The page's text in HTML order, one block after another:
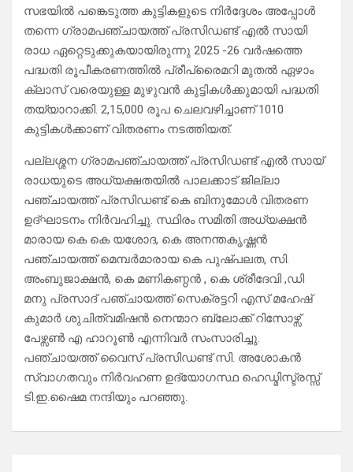
സഭയിൽ പങ്കെടുത്ത കുട്ടികളുടെ നിർദ്ദേശം അപ്പോൾ
തന്നെ ഗ്രാമപഞ്ചായത്ത് പ്രസിഡണ്ട് എൽ സായി
രാധ ഏറ്റെടുക്കുകയായിരുന്നു 2025 -26 വർഷത്തെ
പദ്ധതി രൂപീകരണത്തിൽ പ്രീപ്രൈമറി മുതൽ ഏഴാം
ക്ലാസ് വരെയുള്ള മുഴുവൻ കുട്ടികൾക്കുമായി പദ്ധതി
തയ്യാറാക്കി. 2,15,000 രൂപ ചെലവഴിച്ചാണ് 1010
കുട്ടികൾക്കാണ് വിതരണം നടത്തിയത്.
പല്ലശ്ശന ഗ്രാമപഞ്ചായത്ത് പ്രസിഡണ്ട് എൽ സായ്
രാധയുടെ അധ്യക്ഷതയിൽ പാലക്കാട് ജില്ലാ
പഞ്ചായത്ത് പ്രസിഡണ്ട് കെ ബിനുമോൾ വിതരണ
ഉദ്ഘാടനം നിർവഹിച്ചു. സ്ഥിരം സമിതി അധ്യക്ഷൻ
മാരായ കെ കെ യശോദ, കെ അനന്തകൃഷ്ണൻ
പഞ്ചായത്ത് മെമ്പർമാരായ കെ പുഷ്പലത, സി.
അംബുജാക്ഷൻ, കെ മണികണ്ഠൻ , കെ ശ്രീദേവി ,ഡി
മനു പ്രസാദ് പഞ്ചായത്ത് സെക്രട്ടറി എസ് മഹേഷ്
കുമാർ ശുചിത്വമിഷൻ നെന്മാറ ബ്ലോക്ക് റിസോഴ്സ്
പേഴ്സൺ എ ഹാറൂൺ എന്നിവർ സംസാരിച്ചു.
പഞ്ചായത്ത് വൈസ് പ്രസിഡണ്ട് സി. അശോകൻ
സ്വാഗതവും നിർവഹണ ഉദ്യോഗസ്ഥ ഹെഡ്മിസ്ട്രസ്സ്
ടി.ഇ.ഷൈമ നന്ദിയും പറഞ്ഞു.